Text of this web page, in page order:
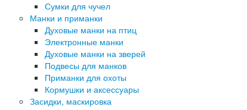
Сумки для чучел
Манки и приманки
Духовые манки на птиц
Электронные манки
Духовые манки на зверей
Подвесы для манков
Приманки для охоты
Кормушки и аксессуары
Засидки, маскировка